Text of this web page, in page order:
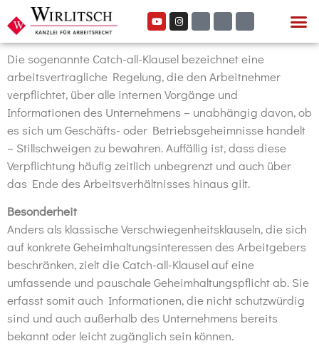
Die sogenannte Catch-all-Klausel bezeichnet eine
arbeitsvertragliche Regelung, dieden Arbeitnehmer
verpflichtet, über alle internen Vorgänge und
Informationen des Unternehmens – unabhängig davon, ob
es sich um Geschäfts- oder Betriebsgeheimnisse handelt
– Stillschweigen zu bewahren. Auffällig ist, dass diese
Verpflichtung häufig zeitlich unbegrenzt und auch über
das Ende des Arbeitsverhältnisses hinaus gilt.
Besonderheit
Anders als klassische Verschwiegenheitsklauseln, die sich
auf konkrete Geheimhaltungsinteressen des Arbeitgebers
beschränken, zielt die Catch-all-Klausel auf eine
umfassende und pauschale Geheimhaltungspflicht ab. Sie
erfasst somit auch Informationen, die nicht schutzwürdig
sind und auch außerhalb des Unternehmens bereits
bekannt oder leicht zugänglich sein können.